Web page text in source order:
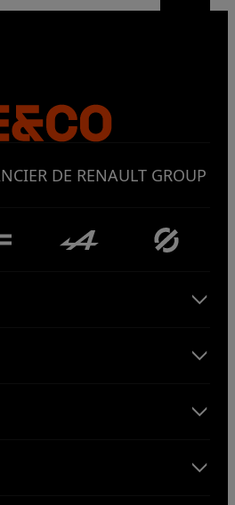
DE RENAULT GROUP
onglet)
un nouvel onglet)
(ouvre un nouvel
(ouvre